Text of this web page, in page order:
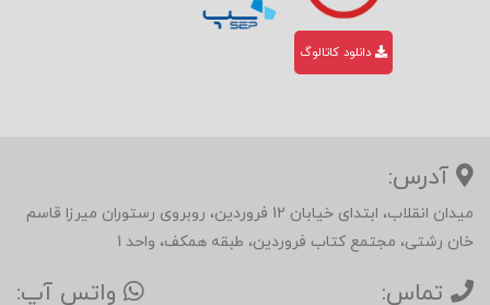
دانلود کاتالوگ
آدرس:
میدان انقلاب، ابتدای خیابان 12 فروردین، روبروی رستوران میرزا قاسم
خان رشتی، مجتمع کتاب فروردین، طبقه همکف، واحد 1
تماس: واتس آپ: